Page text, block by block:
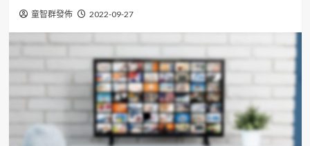
童智群發佈 2022-09-27